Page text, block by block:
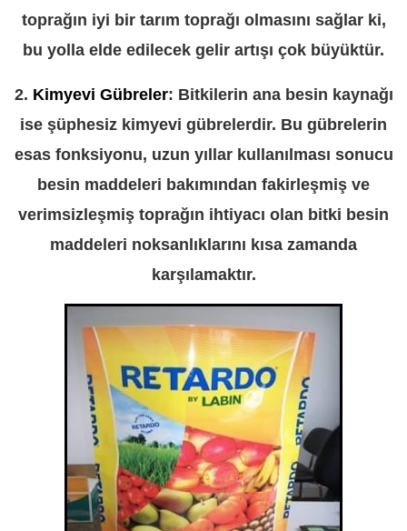
toprağın iyi bir tarım toprağı olmasını sağlar ki,
bu yolla elde edilecek gelir artışı çok büyüktür.
2. Kimyevi Gübreler: Bitkilerin ana besin kaynağı
ise şüphesiz kimyevi gübrelerdir. Bu gübrelerin
esas fonksiyonu, uzun yıllar kullanılması sonucu
besin maddeleri bakımından fakirleşmiş ve
verimsizleşmiş toprağın ihtiyacı olan bitki besin
maddeleri noksanlıklarını kısa zamanda
karşılamaktır.